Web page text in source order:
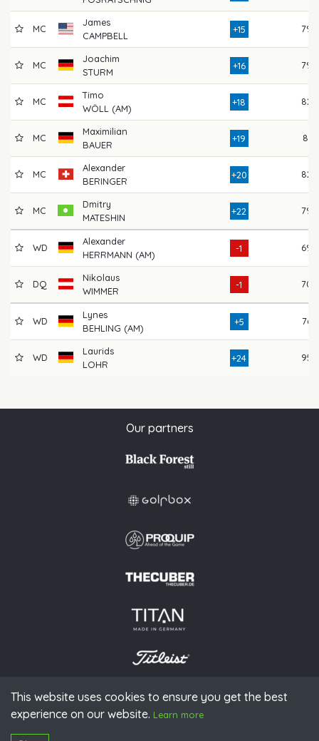
This website uses cookies to ensure you get the best
experience on our website. Learn more
MC
James
CAMPBELL
+15 79
MC
Joachim
STURM
+16 79
MC
Timo
WÖLL (AM)
+18 82
MC
Maximilian
BAUER
+19 81
MC
Alexander
BERINGER
+20 82
MC
Dmitry
MATESHIN
+22 79
WD
Alexander
HERRMANN (AM)
-1 69
DQ
Nikolaus
WIMMER
-1 70
WD
Lynes
BEHLING (AM)
+5 76
WD
Laurids
LOHR
+24 95
Our partners
© 2026 PGAoG
Imprint Privacy policy Press Downloads